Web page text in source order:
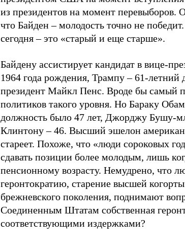
из президентов на момент перевыборов.
что Байден – молодость точно не
сегодня – это «старый и еще старше».
Байдену ассистирует кандидат в вице-
1964 года рождения, Трампу – 61-
президент Майкл Пенс. Вроде бы самый
политиков такого уровня. Но Бараку
должность было 47 лет, Джорджу Бушу-
Клинтону – 46. Высший эшелон
стареет. Похоже, что «люди сороковых
сдавать позиции более молодым, лишь
пенсионному возрасту. Немудрено, что
геронтократию, старение высшей
брежневского поколения, поднимают
Соединенным Штатам собственная
соответствующими издержками?